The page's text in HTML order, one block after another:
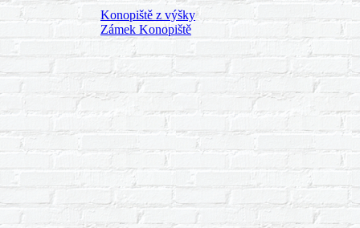
Konopiště z výšky
Zámek Konopiště